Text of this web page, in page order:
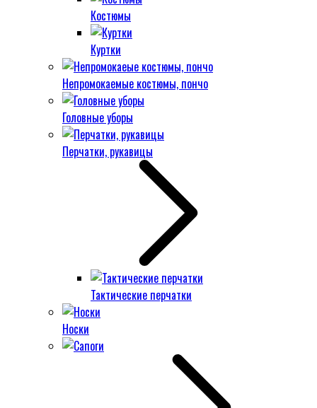
Костюмы
Куртки
Непромокаемые костюмы, пончо
Головные уборы
Перчатки, рукавицы
Тактические перчатки
Носки